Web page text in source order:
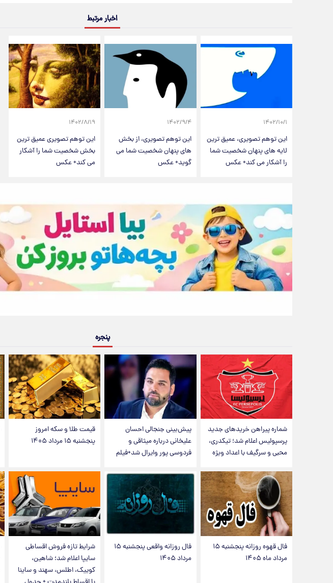
اخبار مرتبط
۱۴۰۲/۱۰/۱
این توهم تصویری، عمیق ترین
لایه های پنهان شخصیت شما
را آشکار می کند+ عکس
۱۴۰۲/۹/۴
این توهم تصویری، از بخش
های پنهان شخصیت شما می
گوید+ عکس
۱۴۰۲/۸/۱۹
این توهم تصویری عمیق ترین
بخش شخصیت شما را آشکار
می کند+ عکس
پنجره
شماره پیراهن خریدهای جدید
پرسپولیس اعلام شد؛ تیکدری،
محبی و سرگیف با اعداد ویژه
پیش‌بینی جنجالی احسان
علیخانی درباره میثاقی و
فردوسی پور وایرال شد+فیلم
قیمت طلا و سکه امروز
پنجشنبه ۱۵ مرداد ۱۴۰۵
فال قهوه روزانه پنجشنبه ۱۵
مرداد ماه ۱۴۰۵
فال روزانه واقعی پنجشنبه ۱۵
مرداد ۱۴۰۵
شرایط تازه فروش اقساطی
سایپا اعلام شد؛ شاهین،
کوییک، اطلس، سهند و ساینا